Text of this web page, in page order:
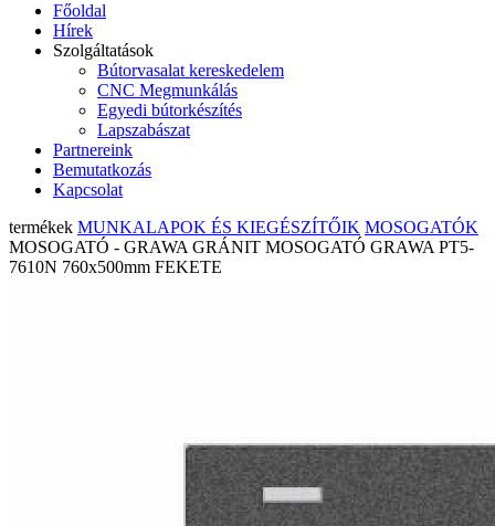
Főoldal
Hírek
Szolgáltatások
Bútorvasalat kereskedelem
CNC Megmunkálás
Egyedi bútorkészítés
Lapszabászat
Partnereink
Bemutatkozás
Kapcsolat
termékek MUNKALAPOK ÉS KIEGÉSZÍTŐIK MOSOGATÓK
MOSOGATÓ - GRAWA GRÁNIT MOSOGATÓ GRAWA PT5-
7610N 760x500mm FEKETE